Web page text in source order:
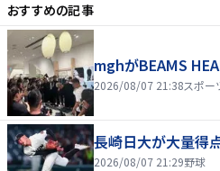
おすすめの記事
mghがBEAMS
2026/08/07 21:38スポー
長崎日大が大量得
2026/08/07 21:29野球